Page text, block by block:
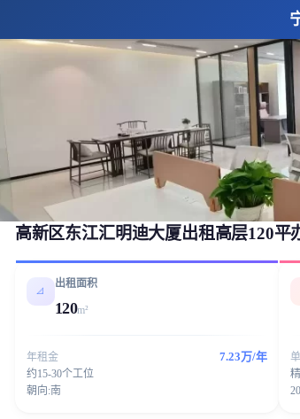
高新区东江汇明迪大厦出租高层120平
📐
出租面积
120m²
年租金 7.23万/年
约15-30个工位
朝向:南